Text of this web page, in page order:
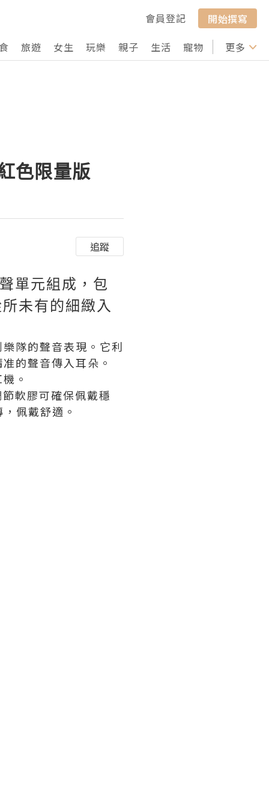
會員登記
開始撰寫
旅遊 女生 玩樂 親子 生活 寵物 行山 打卡
更多
色限量版
追蹤
單元組成，包
未有的細緻入
隊的聲音表現。它利
的聲音傳入耳朵。
。
軟膠可確保佩戴穩
佩戴舒適。